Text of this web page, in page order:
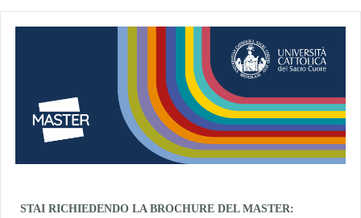
STAI RICHIEDENDO LA BROCHURE DEL MASTER: